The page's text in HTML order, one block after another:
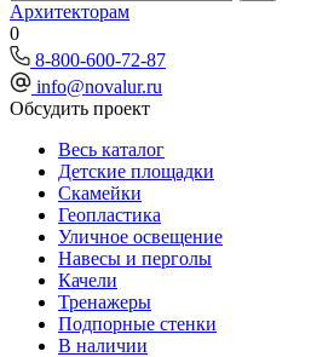
Архитекторам
0
8-800-600-72-87
info@novalur.ru
Обсудить проект
Весь каталог
Детские площадки
Скамейки
Геопластика
Уличное освещение
Навесы и перголы
Качели
Тренажеры
Подпорные стенки
В наличии